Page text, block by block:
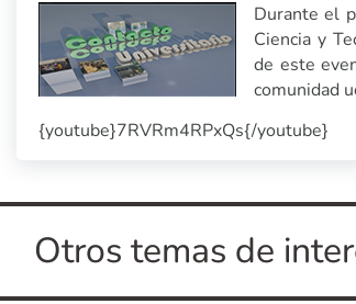
Durante el
Ciencia y
de este
comunidad
{youtube}7RVRm4RPxQs{/youtube}
Otros temas de